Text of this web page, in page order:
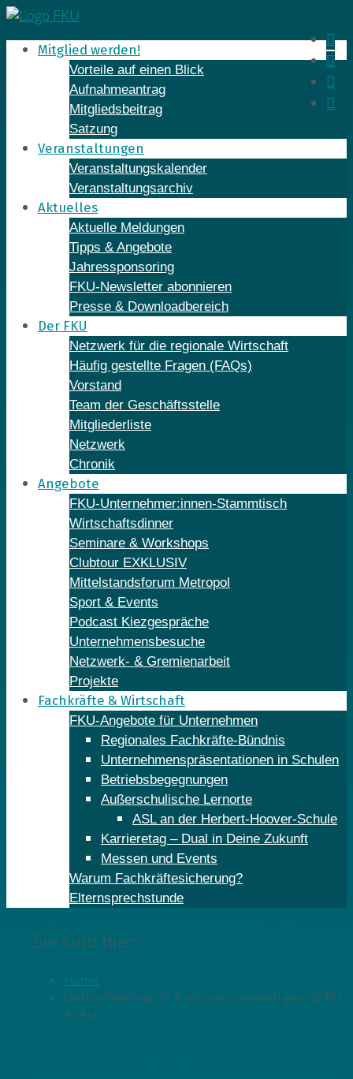
Skip
to
contentMitglied werden!
Vorteile auf einen Blick
Aufnahmeantrag
Mitgliedsbeitrag
Satzung
Veranstaltungen
Veranstaltungskalender
Veranstaltungsarchiv
Aktuelles
Aktuelle Meldungen
Tipps & Angebote
Jahressponsoring
FKU-Newsletter abonnieren
Presse & Downloadbereich
Der FKU
Netzwerk für die regionale Wirtschaft
Häufig gestellte Fragen (FAQs)
Vorstand
Team der Geschäftsstelle
Mitgliederliste
Netzwerk
Chronik
Angebote
FKU-Unternehmer:innen-Stammtisch
Wirtschaftsdinner
Seminare & Workshops
Clubtour EXKLUSIV
Mittelstandsforum Metropol
Sport & Events
Podcast Kiezgespräche
Unternehmensbesuche
Netzwerk- & Gremienarbeit
Projekte
Fachkräfte & Wirtschaft
FKU-Angebote für Unternehmen
Regionales Fachkräfte-Bündnis
Unternehmenspräsentationen in Schulen
Betriebsbegegnungen
Außerschulische Lernorte
ASL an der Herbert-Hoover-Schule
Karrieretag – Dual in Deine Zukunft
Messen und Events
Warum Fachkräftesicherung?
Elternsprechstunde
Sie sind hier:
Home
Online-Seminar: KI Kompetenzerwerb gemäß EU
AI Act